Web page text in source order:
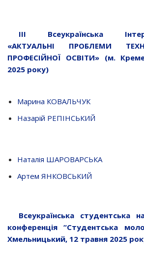
ІІІ Всеукраїнська
«АКТУАЛЬНІ ПРОБЛЕМИ
ПРОФЕСІЙНОЇ ОСВІТИ» (м.
2025 року)
Марина КОВАЛЬЧУК
Назарій РЕПІНСЬКИЙ
Наталія ШАРОВАРСЬКА
Артем ЯНКОВСЬКИЙ
Всеукраїнська студентська
конференція “Студентська
Хмельницький, 12 травня 2025